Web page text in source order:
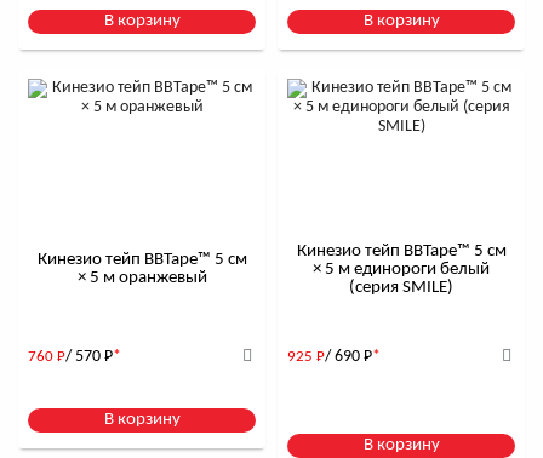
В корзину В корзину
Кинезио тейп BBTape™ 5 см
× 5 м оранжевый
760 Р/ 570 Р*
В корзину
Кинезио тейп BBTape™ 5 см
× 5 м единороги белый
(серия SMILE)
925 Р/ 690 Р*
В корзину